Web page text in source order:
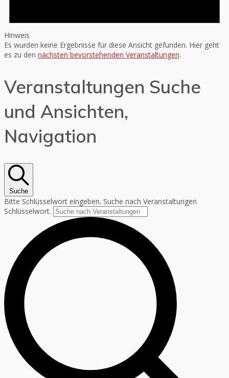
Hinweis
Es wurden keine Ergebnisse für diese Ansicht gefunden. Hier geht
es zu den nächsten bevorstehenden Veranstaltungen.
Veranstaltungen Suche
und Ansichten,
Navigation
Suche
Bitte Schlüsselwort eingeben. Suche nach Veranstaltungen
Schlüsselwort.